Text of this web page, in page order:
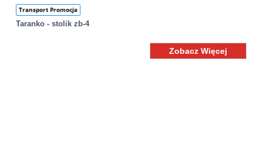
Transport Promocja
Taranko - stolik zb-4
Zobacz Więcej